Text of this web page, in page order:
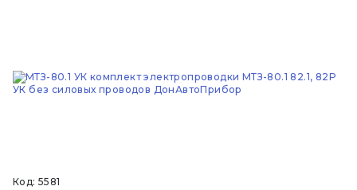
Код: 5581